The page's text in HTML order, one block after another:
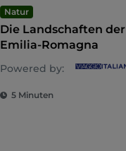
Natur
Die Landschaften der
Emilia-Romagna
Powered by:
5 Minuten